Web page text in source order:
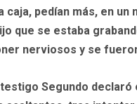
caja, pedían más, en un
que se estaba
nerviosos y se
Segundo declaró